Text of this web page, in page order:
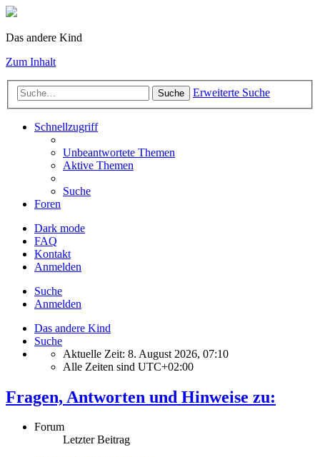
Das andere Kind
Zum Inhalt
Suche Erweiterte Suche
Schnellzugriff
Unbeantwortete Themen
Aktive Themen
Suche
Foren
Dark mode
FAQ
Kontakt
Anmelden
Suche
Anmelden
Das andere Kind
Suche
Aktuelle Zeit: 8. August 2026, 07:10
Alle Zeiten sind UTC+02:00
Fragen, Antworten und Hinweise zu:
Forum
Letzter Beitrag